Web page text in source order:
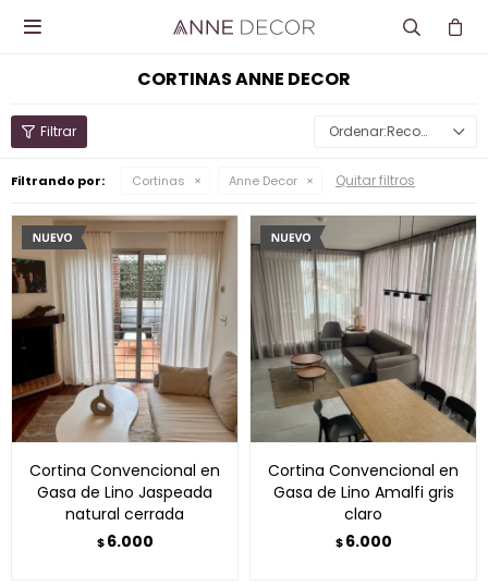

CORTINAS ANNE DECOR
Recomendados
Filtrando por: Cortinas Anne Decor Quitar filtros
Cortina Convencional en
Gasa de Lino Jaspeada
natural cerrada
$ 6.000
Cortina Convencional en
Gasa de Lino Amalfi gris
claro
$ 6.000